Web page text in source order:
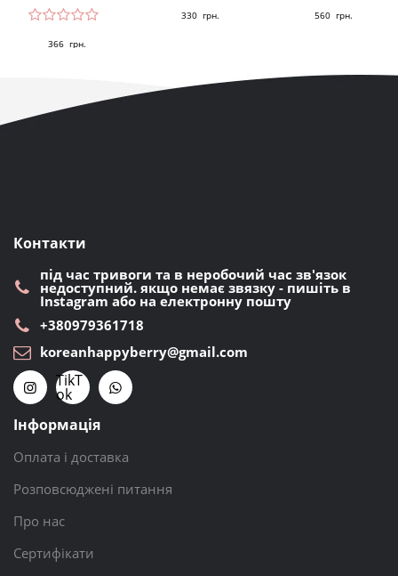
366 грн.
4.86з 5
330 грн. 5.00з 5
560 грн.
Контакти
під час тривоги та в неробочий час зв'язок
недоступний. якщо немає звязку - пишіть в
Instagram або на електронну пошту
+380979361718
koreanhappyberry@gmail.com
TikT
ok
Інформація
Оплата і доставка
Розповсюджені питання
Про нас
Сертифікати